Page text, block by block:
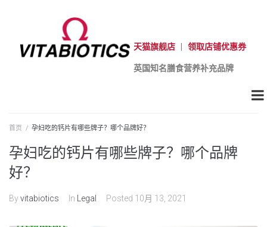
天猫旗舰店 领取店铺优惠券
英国知名膳食营养补充品牌
首页 / 孕妇吃的钙片有哪些牌子？哪个品牌好？
孕妇吃的钙片有哪些牌子？哪个品牌
好？
Byvitabiotics In Legal Posted 10月 13, 2021